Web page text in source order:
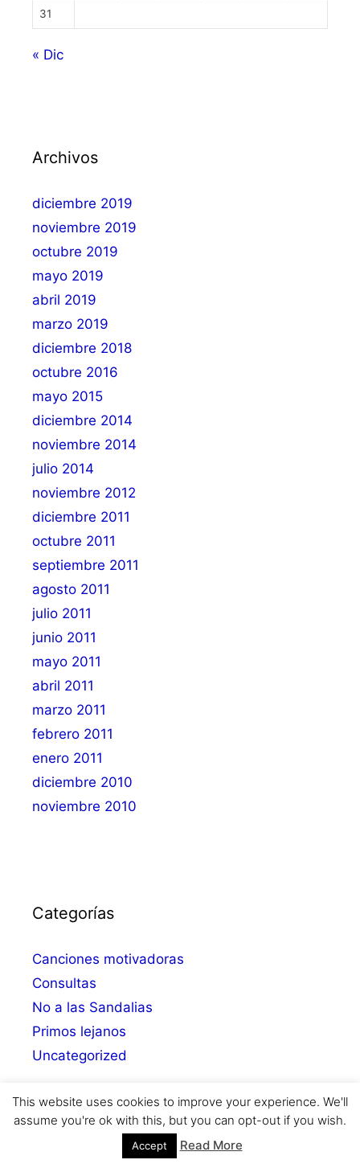
31
« Dic
Archivos
diciembre 2019
noviembre 2019
octubre 2019
mayo 2019
abril 2019
marzo 2019
diciembre 2018
octubre 2016
mayo 2015
diciembre 2014
noviembre 2014
julio 2014
noviembre 2012
diciembre 2011
octubre 2011
septiembre 2011
agosto 2011
julio 2011
junio 2011
mayo 2011
abril 2011
marzo 2011
febrero 2011
enero 2011
diciembre 2010
noviembre 2010
Categorías
Canciones motivadoras
Consultas
No a las Sandalias
Primos lejanos
Uncategorized
© 2026 MdMesuena• Creado conGeneratePress
This website uses cookies to improve your experience. We'll
assume you're ok with this, but you can opt-out if you wish.
Accept Read More